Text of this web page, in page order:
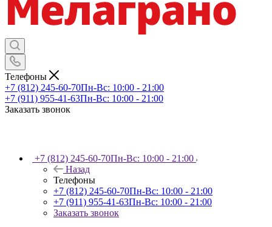
Телефоны
+7 (812) 245-60-70Пн-Вс: 10:00 - 21:00
+7 (911) 955-41-63Пн-Вс: 10:00 - 21:00
Заказать звонок
+7 (812) 245-60-70Пн-Вс: 10:00 - 21:00
Назад
Телефоны
+7 (812) 245-60-70Пн-Вс: 10:00 - 21:00
+7 (911) 955-41-63Пн-Вс: 10:00 - 21:00
Заказать звонок